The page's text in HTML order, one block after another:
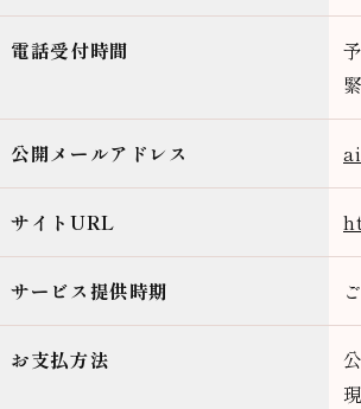
電話受付時間
公開メールアドレス
サイトURL
サービス提供時期
お支払方法